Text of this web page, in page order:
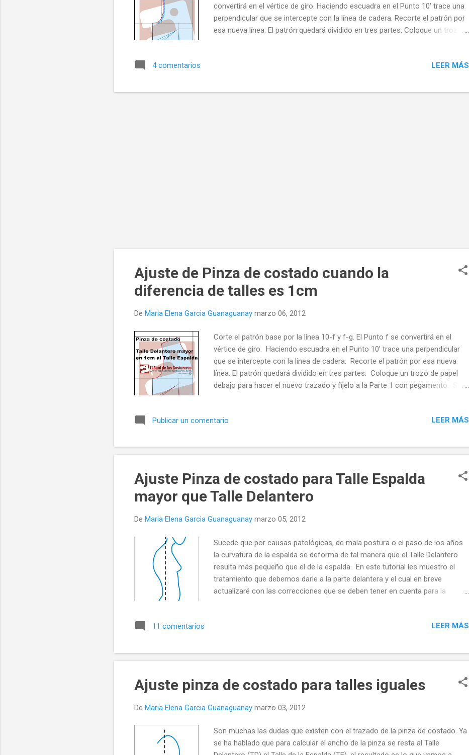
convertirá en el vértice de giro. Haciendo escuadra en el Punto 10' trace una
perpendicular que se intercepte con la línea de cadera. Recorte el patrón por
esa nueva línea. El patrón quedará dividido en tres partes. Coloque un trozo
4 comentarios
LEER MÁS
Ajuste de Pinza de costado cuando la
diferencia de talles es 1cm
De Maria Elena Garcia Guanaguanay marzo 06, 2012
Corte el patrón base por la línea 10-f y f-g. El Punto f se convertirá en el
vértice de giro. Haciendo escuadra en el Punto 10' trace una perpendicular
que se intercepte con la línea de cadera. Recorte el patrón por esa nueva
línea. El patrón quedará dividido en tres partes. Coloque un trozo de papel
debajo para hacer el nuevo trazado y fíjelo a la Parte 1 con pegamento. Sin
Publicar un comentario
LEER MÁS
Ajuste Pinza de costado para Talle Espalda
mayor que Talle Delantero
De Maria Elena Garcia Guanaguanay marzo 05, 2012
Sucede que por causas patológicas, de mala postura o el paso de los años
la curvatura de la espalda se deforma de tal manera que el Talle Delantero
resulta más pequeño que el de la espalda. En este tutorial les muestro el
tratamiento que debemos darle a la parte delantera y el cual en breve
actualizaré con las correcciones que se deben tener en cuenta para la
11 comentarios LEER MÁS
Ajuste pinza de costado para talles iguales
De Maria Elena Garcia Guanaguanay marzo 03, 2012
Son muchas las dudas que existen con el trazado de la pinza de costado. Ya
se ha hablado que para calcular el ancho de la pinza se resta al Talle